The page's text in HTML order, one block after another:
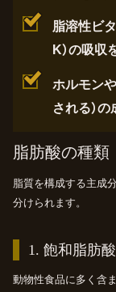
脂溶性ビ
K）の吸収
ホルモン
される）
脂肪酸の種類
脂質を構成する主成
分けられます。
1. 飽和脂肪酸
動物性食品に多く含